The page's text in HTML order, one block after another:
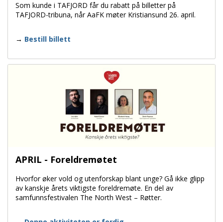
Som kunde i TAFJORD får du rabatt på billetter på
TAFJORD-tribuna, når AaFK møter Kristiansund 26. april.
Bestill billett
APRIL - Foreldremøtet
Hvorfor øker vold og utenforskap blant unge? Gå ikke glipp
av kanskje årets viktigste foreldremøte. En del av
samfunnsfestivalen The North West – Røtter.